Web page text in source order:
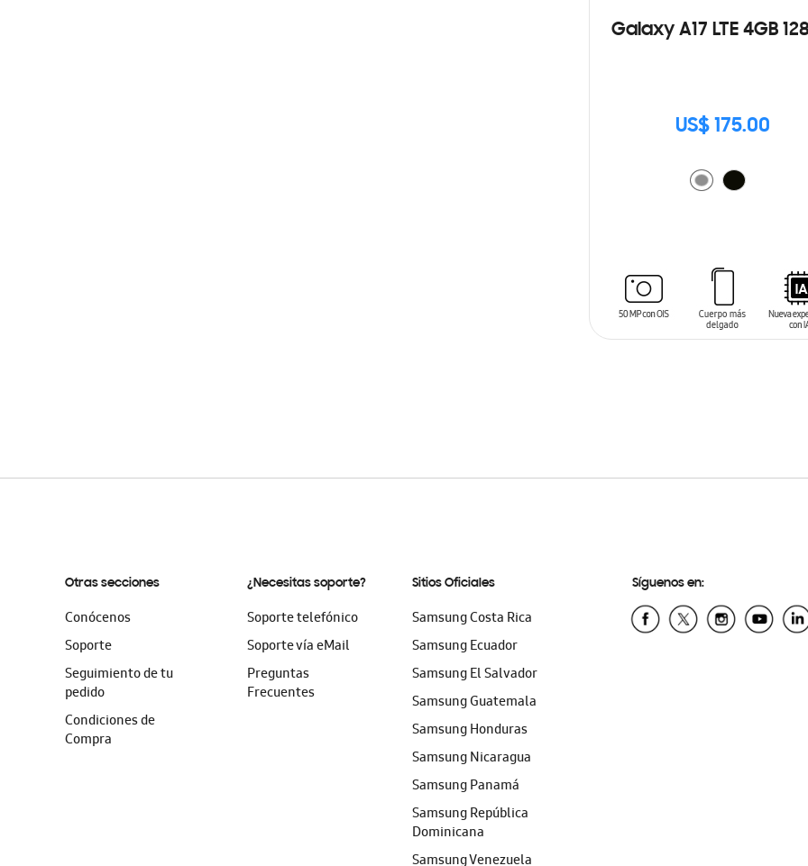
Galaxy A17 LTE 4GB
US$ 175.00
Otras secciones
Conócenos
Soporte
Seguimiento de tu
pedido
Condiciones de
Compra
¿Necesitas soporte?
Soporte telefónico
Soporte vía eMail
Preguntas
Frecuentes
Sitios Oficiales
Samsung Costa Rica
Samsung Ecuador
Samsung El Salvador
Samsung Guatemala
Samsung Honduras
Samsung Nicaragua
Samsung Panamá
Samsung República
Dominicana
Samsung Venezuela
Síguenos en: